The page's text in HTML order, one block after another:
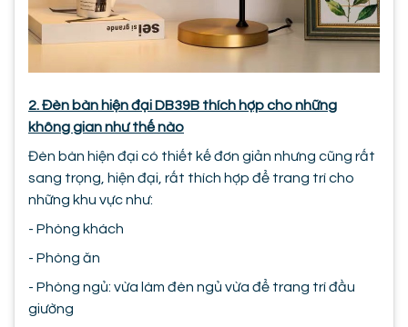
2. Đèn bàn hiện đại DB39B thích hợp cho những
không gian như thế nào
Đèn bàn hiện đại có thiết kế đơn giản nhưng cũng rất
sang trọng, hiện đại, rất thích hợp để trang trí cho
những khu vực như:
- Phòng khách
- Phòng ăn
- Phòng ngủ: vừa làm đèn ngủ vừa để trang trí đầu
giường